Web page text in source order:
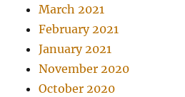
March 2021
February 2021
January 2021
November 2020
October 2020